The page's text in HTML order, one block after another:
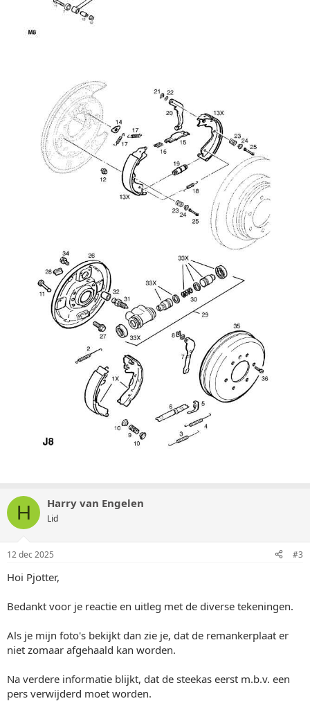
H Harry van Engelen
Lid
12 dec 2025 #3
Hoi Pjotter,
Bedankt voor je reactie en uitleg met de diverse tekeningen.
Als je mijn foto's bekijkt dan zie je, dat de remankerplaat er
niet zomaar afgehaald kan worden.
Na verdere informatie blijkt, dat de steekas eerst m.b.v. een
pers verwijderd moet worden.